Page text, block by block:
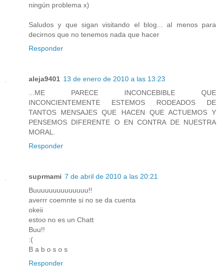
ningún problema x)
Saludos y que sigan visitando el blog... al menos para
decirnos que no tenemos nada que hacer
Responder
aleja9401 13 de enero de 2010 a las 13:23
...ME PARECE INCONCEBIBLE QUE
INCONCIENTEMENTE ESTEMOS RODEADOS DE
TANTOS MENSAJES QUE HACEN QUE ACTUEMOS Y
PENSEMOS DIFERENTE O EN CONTRA DE NUESTRA
MORAL.
Responder
suprmami 7 de abril de 2010 a las 20:21
Buuuuuuuuuuuuuu!!
averrr coemnte si no se da cuenta
okeii
estoo no es un Chatt
Buu!!
:(
B a b o s o s
Responder